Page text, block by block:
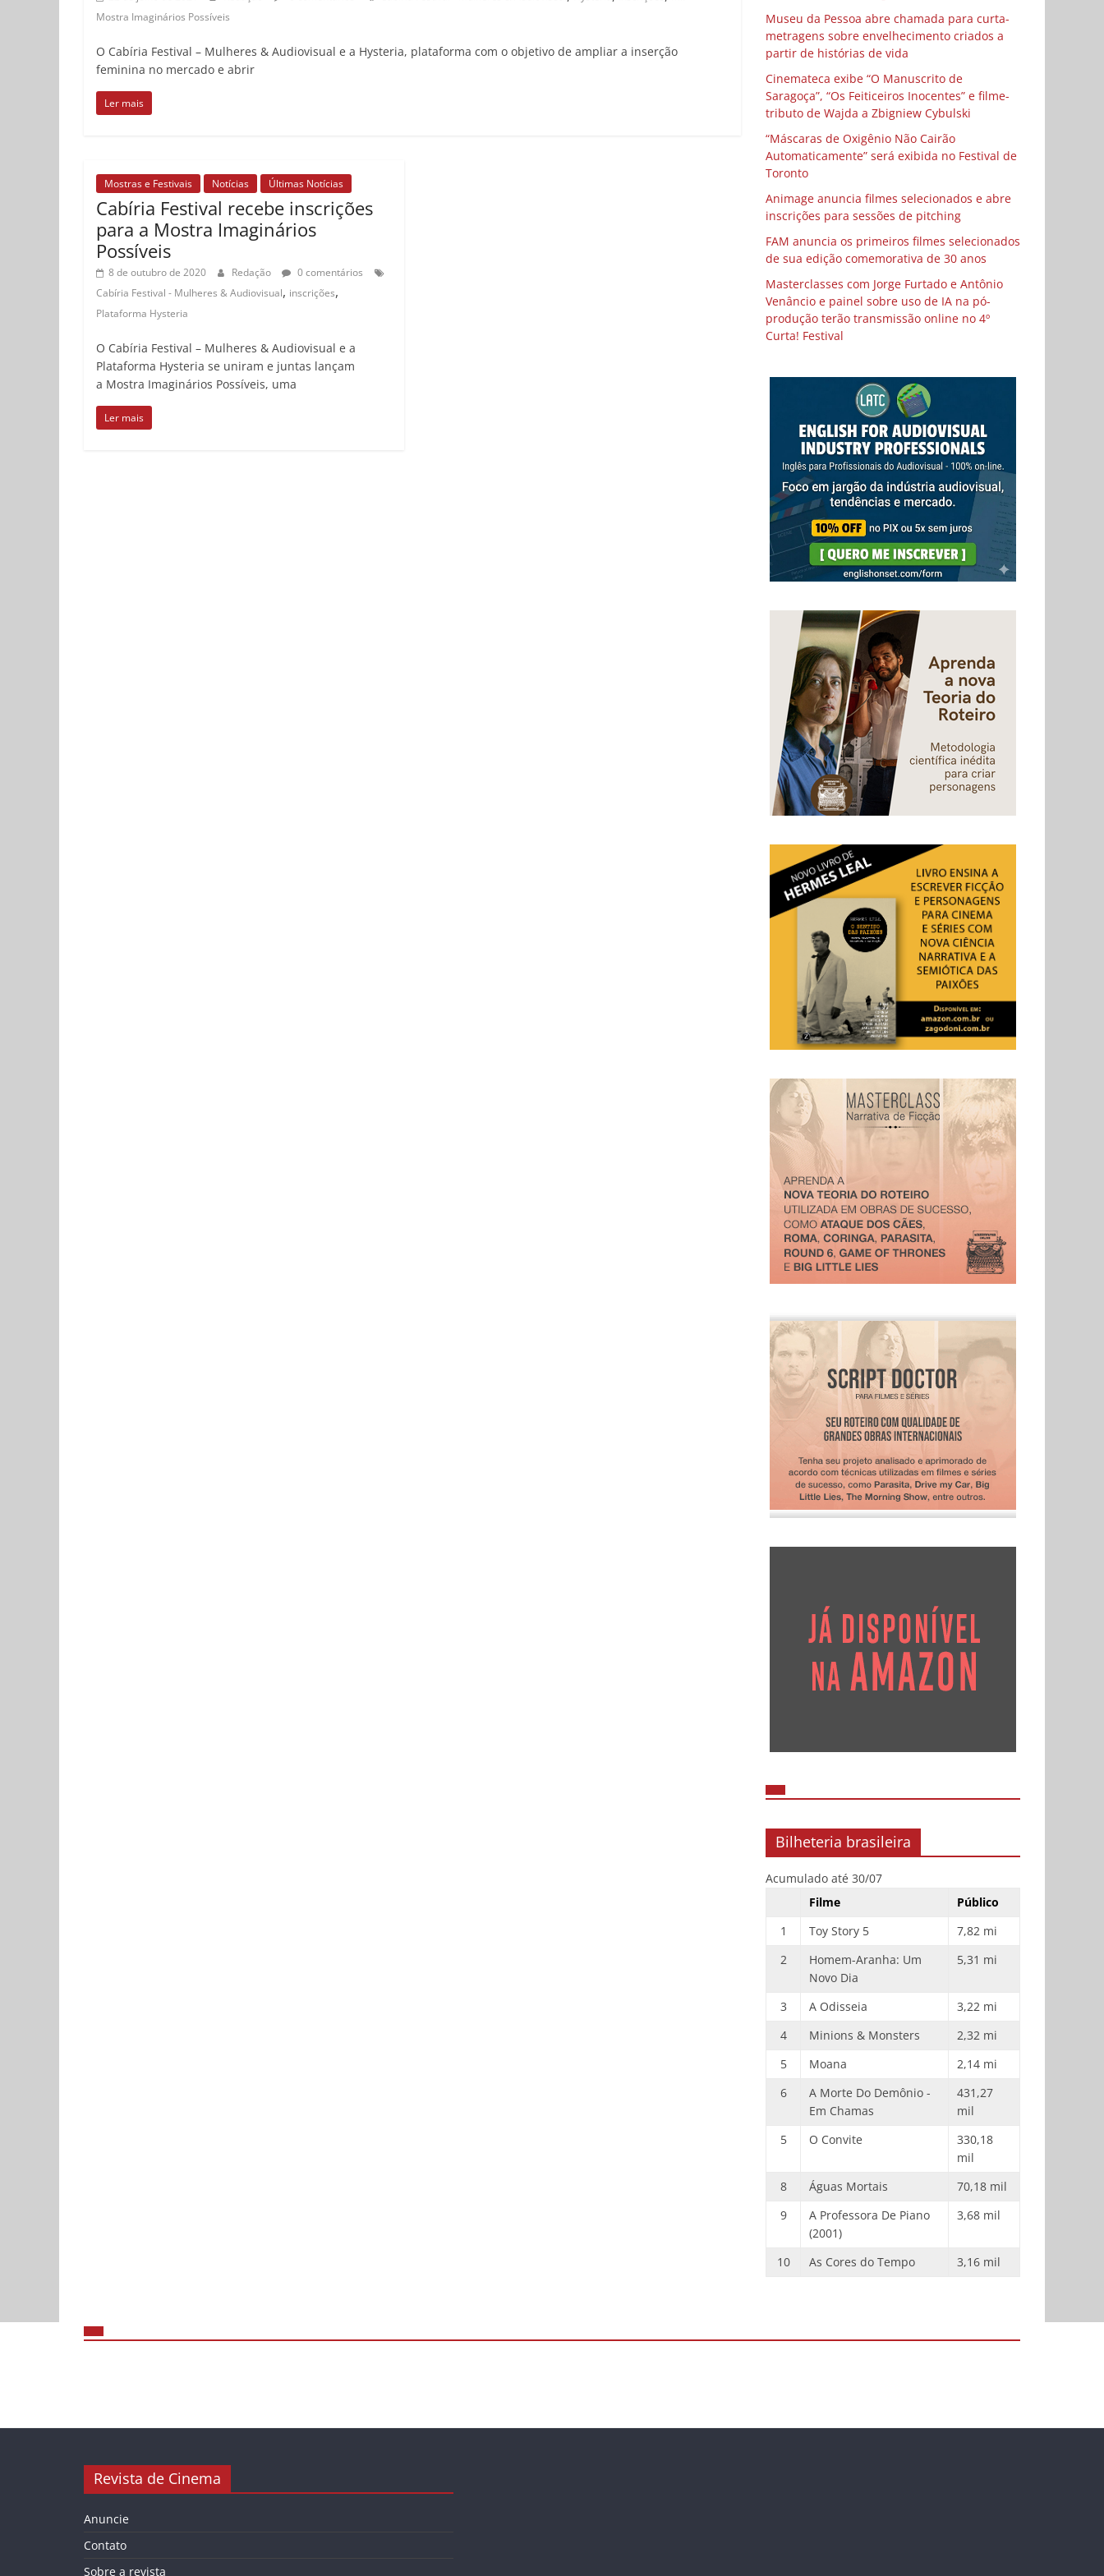
Mostra Imaginários Possíveis
O Cabíria Festival – Mulheres & Audiovisual e a Hysteria, plataforma com o objetivo de ampliar a inserção
feminina no mercado e abrir
Ler mais
Mostras e Festivais Notícias Últimas Notícias
Cabíria Festival recebe inscrições
para a Mostra Imaginários
Possíveis
8 de outubro de 2020 Redação
0 comentários
Cabíria Festival - Mulheres & Audiovisual, inscrições,
Plataforma Hysteria
O Cabíria Festival – Mulheres & Audiovisual e a
Plataforma Hysteria se uniram e juntas lançam
a Mostra Imaginários Possíveis, uma
Ler mais
Museu da Pessoa abre chamada para curta-
metragens sobre envelhecimento criados a
partir de histórias de vida
Cinemateca exibe “O Manuscrito de
Saragoça”, “Os Feiticeiros Inocentes” e filme-
tributo de Wajda a Zbigniew Cybulski
“Máscaras de Oxigênio Não Cairão
Automaticamente” será exibida no Festival de
Toronto
Animage anuncia filmes selecionados e abre
inscrições para sessões de pitching
FAM anuncia os primeiros filmes selecionados
de sua edição comemorativa de 30 anos
Masterclasses com Jorge Furtado e Antônio
Venâncio e painel sobre uso de IA na pó-
produção terão transmissão online no 4º
Curta! Festival
Bilheteria brasileira
Acumulado até 30/07
Filme
Público
1
Toy Story 5
7,82 mi
2
Homem-Aranha: Um
Novo Dia
5,31 mi
3 A Odisseia
3,22 mi
4
Minions & Monsters
2,32 mi
5
Moana
2,14 mi
6
A Morte Do Demônio -
Em Chamas
431,27
mil
5
O Convite
330,18
mil
8
Águas Mortais
70,18 mil
9
A Professora De Piano
(2001)
3,68 mil
10 As Cores do Tempo 3,16 mil
Revista de Cinema
Anuncie
Contato
Sobre a revista